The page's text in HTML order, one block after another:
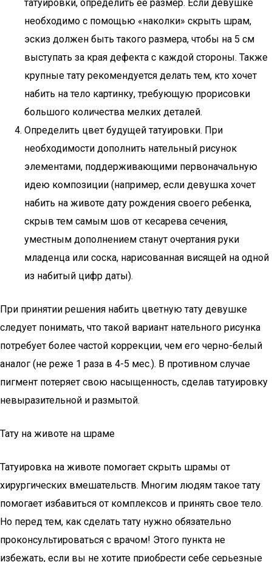
татуировки, определить ее размер. Если девушке
необходимо с помощью «наколки» скрыть шрам,
эскиз должен быть такого размера, чтобы на 5 см
выступать за края дефекта с каждой стороны. Также
крупные тату рекомендуется делать тем, кто хочет
набить на тело картинку, требующую прорисовки
большого количества мелких деталей.
Определить цвет будущей татуировки. При
необходимости дополнить нательный рисунок
элементами, поддерживающими первоначальную
идею композиции (например, если девушка хочет
набить на животе дату рождения своего ребенка,
скрыв тем самым шов от кесарева сечения,
уместным дополнением станут очертания руки
младенца или соска, нарисованная висящей на одной
из набитый цифр даты).
При принятии решения набить цветную тату девушке
следует понимать, что такой вариант нательного рисунка
потребует более частой коррекции, чем его черно-белый
аналог (не реже 1 раза в 4-5 мес.). В противном случае
пигмент потеряет свою насыщенность, сделав татуировку
невыразительной и размытой.
Тату на животе на шраме
Татуировка на животе помогает скрыть шрамы от
хирургических вмешательств. Многим людям такое тату
помогает избавиться от комплексов и принять свое тело.
Но перед тем, как сделать тату нужно обязательно
проконсультироваться с врачом! Этого пункта не
избежать, если вы не хотите приобрести себе серьезные